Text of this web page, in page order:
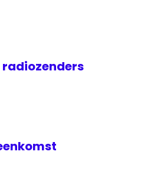
radiozenders